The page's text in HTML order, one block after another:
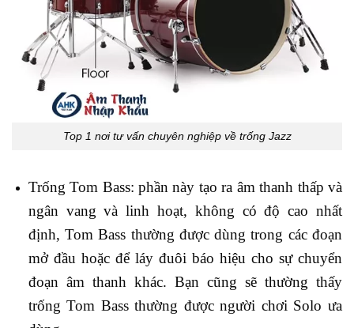
Top 1 nơi tư vấn chuyên nghiệp về trống Jazz
Trống Tom Bass: phần này tạo ra âm thanh thấp và
ngân vang và linh hoạt, không có độ cao nhất
định, Tom Bass thường được dùng trong các đoạn
mở đầu hoặc để láy đuôi báo hiệu cho sự chuyển
đoạn âm thanh khác. Bạn cũng sẽ thường thấy
trống Tom Bass thường được người chơi Solo ưa